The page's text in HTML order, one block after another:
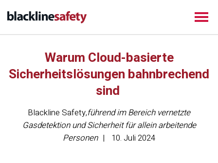
Warum Cloud-basierte
Sicherheitslösungen bahnbrechend
sind
Blackline Safety,führend im Bereich vernetzte
Gasdetektion und Sicherheit für allein arbeitende
Personen
10. Juli 2024